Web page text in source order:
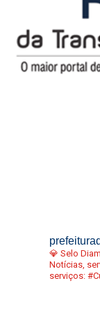
💎 Selo
Notícias,
serviços: